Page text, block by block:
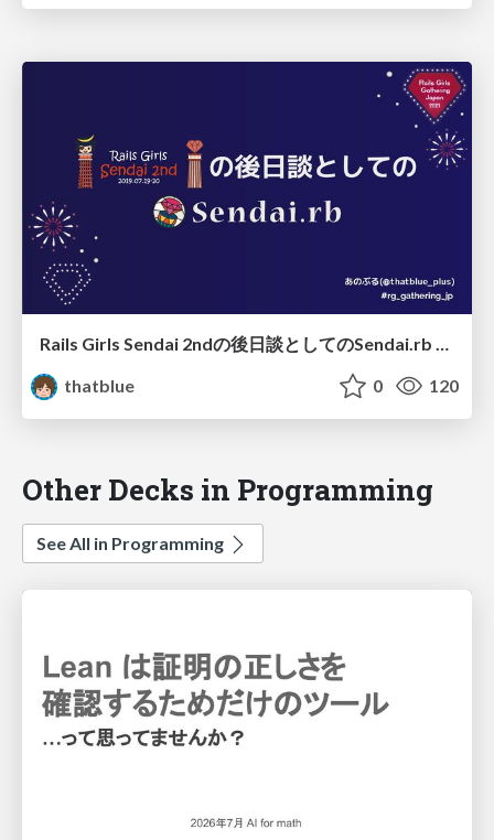
Rails Girls Sendai 2ndの後日談としてのSendai.rb / Sendai.rb, As a After Story of Rails Girls Sendai 2nd
thatblue
0 120
Other Decks in Programming
See All in Programming